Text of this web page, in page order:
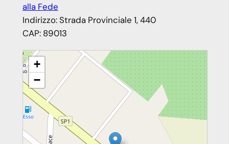
alla Fede
Indirizzo:Strada Provinciale 1, 440
CAP: 89013
Noi grembo nella Chiesa che genera alla Fede – Formazione
catechisti Vicariato Gioia T. – Rosarno
+
−